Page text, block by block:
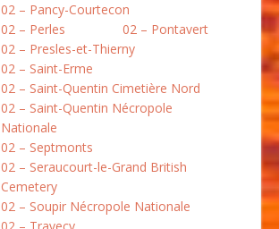
02 – Pancy-Courtecon
02 – Perles
02 – Pontavert
02 – Presles-et-Thierny
02 – Saint-Erme
02 – Saint-Quentin Cimetière Nord
02 – Saint-Quentin Nécropole
Nationale
02 – Septmonts
02 – Seraucourt-le-Grand British
Cemetery
02 – Soupir Nécropole Nationale